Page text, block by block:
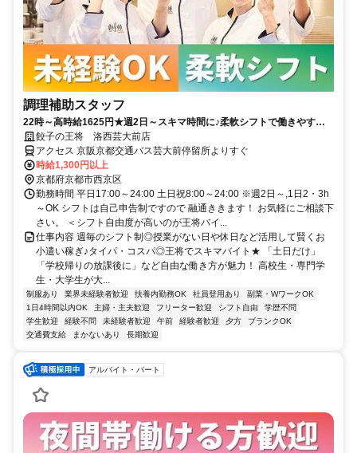
調理補助スタッフ
22時～高時給1625円★週2日～スキマ時間に♪柔軟シフトで働きやす
い！扶養内×おいしいまかない付×短時間◎
餃子の王将 洛西芸大前店
アクセス 京阪京都交通バス芸大前停留所よりすぐ
時給1,300円以上
京都府京都市西京区
勤務時間 平日17:00～24:00 土日祝8:00～24:00 ※週2日～,1日2・3h
～OK シフトは自己申告制ですので 融通ききます！ お気軽にご相談下
さい。 ＜シフト自由度が高いのが王将バイ...
仕事内容 週毎のシフト制◎授業がない日や休日など活用して賢くお
小遣い稼ぎ♪タイパ・コスパ◎王将でスキマバイト★ 「土日だけ」
「学校帰りの放課後に」など自由な働き方が魅力！ 高校生・専門学
生・大学生が大...
制服あり 業界未経験者歓迎 扶養内勤務OK 社員登用あり
副業・WワークOK
1日4時間以内OK
主婦・主夫歓迎 フリーター歓迎 シフト自由
学歴不問
学生歓迎
経験不問 未経験者歓迎 午前 経験者歓迎 夕方
ブランクOK
交通費支給
まかないあり 長期歓迎
アルバイト・パート